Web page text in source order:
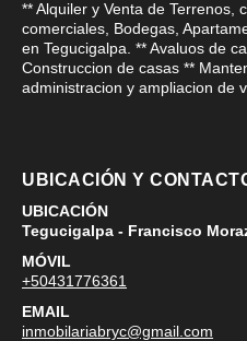
** Alquiler y Venta de Terrenos,
comerciales, Bodegas,
en Tegucigalpa. ** Avaluos de
Construccion de casas **
administracion y ampliacion de
UBICACIÓN Y
UBICACIÓN
Tegucigalpa - Francisco
MÓVIL
+50431776361
EMAIL
inmobilariabryc@gmail.com